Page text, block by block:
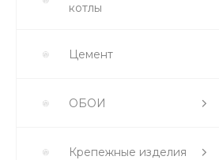
котлы
Цемент
ОБОИ
Крепежные изделия